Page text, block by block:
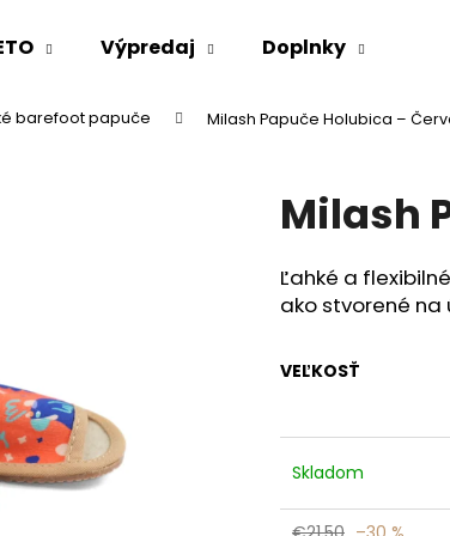
Výpredaj Doplnky
barefoot papuče Milash Papuče Holubica –
Milash
Ľahké a
ako stvorené na
VEĽKOSŤ
Skladom
Čo potrebujete nájsť?
HĽADAŤ